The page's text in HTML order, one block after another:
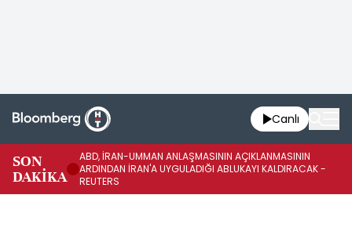
Canlı
SON
DAKİKA
ABD, İRAN-UMMAN ANLAŞMASININ AÇIKLANMASININ
ARDINDAN İRAN'A UYGULADIĞI ABLUKAYI KALDIRACAK -
REUTERS